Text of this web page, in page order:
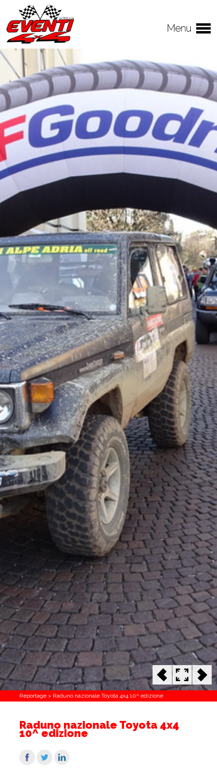
Reportage > Raduno nazionale Toyota 4x4 10^ edizione
Raduno nazionale Toyota 4x4
10^ edizione